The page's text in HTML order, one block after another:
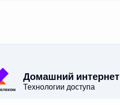
Домашний интернет
Технологии доступа